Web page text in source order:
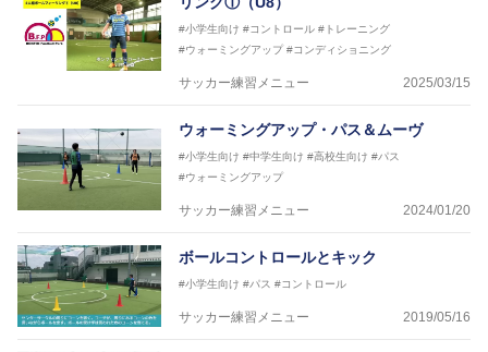
#小学生向け #コントロール #トレーニング
#ウォーミングアップ #コンディショニング
サッカー練習メニュー 2025/03/15
ウォーミングアップ・パス＆ムーヴ
#小学生向け #中学生向け #高校生向け #パス
#ウォーミングアップ
サッカー練習メニュー 2024/01/20
ボールコントロールとキック
#小学生向け #パス #コントロール
サッカー練習メニュー 2019/05/16